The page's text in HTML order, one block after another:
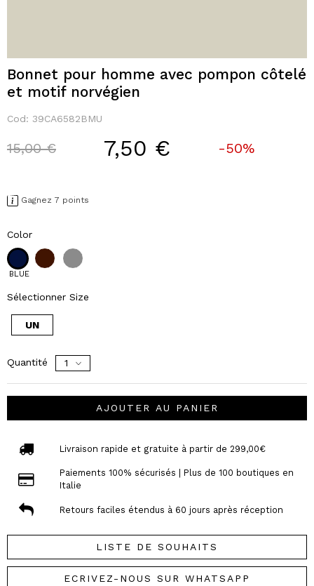
Bonnet pour homme avec pompon côtelé
et motif norvégien
Cod: 39CA6582BMU
Price reduced from
15,00 €to 7,50 € -50%
Gagnez 7 points
Color
BLUE
Sélectionner Size
UN
Quantité
AJOUTER AU PANIER
Livraison rapide et gratuite à partir de 299,00€
Paiements 100% sécurisés | Plus de 100 boutiques en
Italie
Retours faciles étendus à 60 jours après réception
LISTE DE SOUHAITS
ECRIVEZ-NOUS SUR WHATSAPP